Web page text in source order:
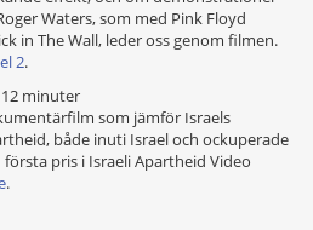
Waters, som med Pink Floyd
in The Wall, leder oss genom filmen.
2.
minuter
som jämför Israels
både inuti Israel och ockuperade
pris i Israeli Apartheid Video
.